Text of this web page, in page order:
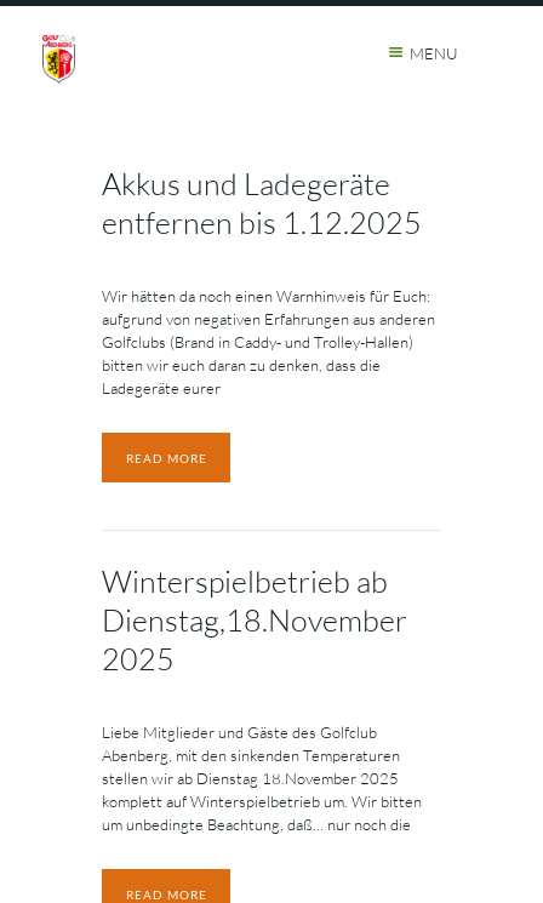
MENU
Akkus und Ladegeräte
entfernen bis 1.12.2025
Wir hätten da noch einen Warnhinweis für Euch:
aufgrund von negativen Erfahrungen aus anderen
Golfclubs (Brand in Caddy- und Trolley-Hallen)
bitten wir euch daran zu denken, dass die
Ladegeräte eurer
READ MORE
Winterspielbetrieb ab
Dienstag,18.November
2025
Liebe Mitglieder und Gäste des Golfclub
Abenberg, mit den sinkenden Temperaturen
stellen wir ab Dienstag 18.November 2025
komplett auf Winterspielbetrieb um. Wir bitten
um unbedingte Beachtung, daß… nur noch die
READ MORE